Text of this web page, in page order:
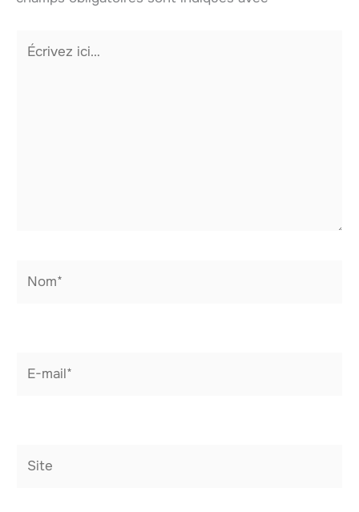
Écrivez